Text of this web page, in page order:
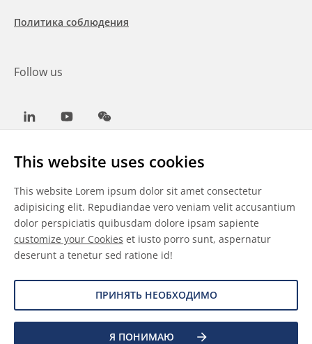
This website uses cookies
This website Lorem ipsum dolor sit amet consectetur
adipisicing elit. Repudiandae vero veniam velit accusantium
dolor perspiciatis quibusdam dolore ipsam sapiente
customize your Cookies et iusto porro sunt, aspernatur
deserunt a tenetur sed ratione id!
ПРИНЯТЬ НЕОБХОДИМО
Я ПОНИМАЮ
Политика соблюдения
Follow us
LinkedInYoutubeWeChat
2026 Allnex Netherlands B.V.
Общие условия
Отказ от ответственности
Сведения о файлах cookie
Защита данных